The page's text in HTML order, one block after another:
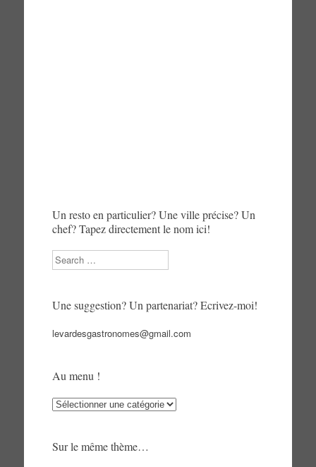
Un resto en particulier? Une ville précise? Un
chef? Tapez directement le nom ici!
Search
Une suggestion? Un partenariat? Ecrivez-moi!
levardesgastronomes@gmail.com
Au menu !
Au
Sur le même thème…